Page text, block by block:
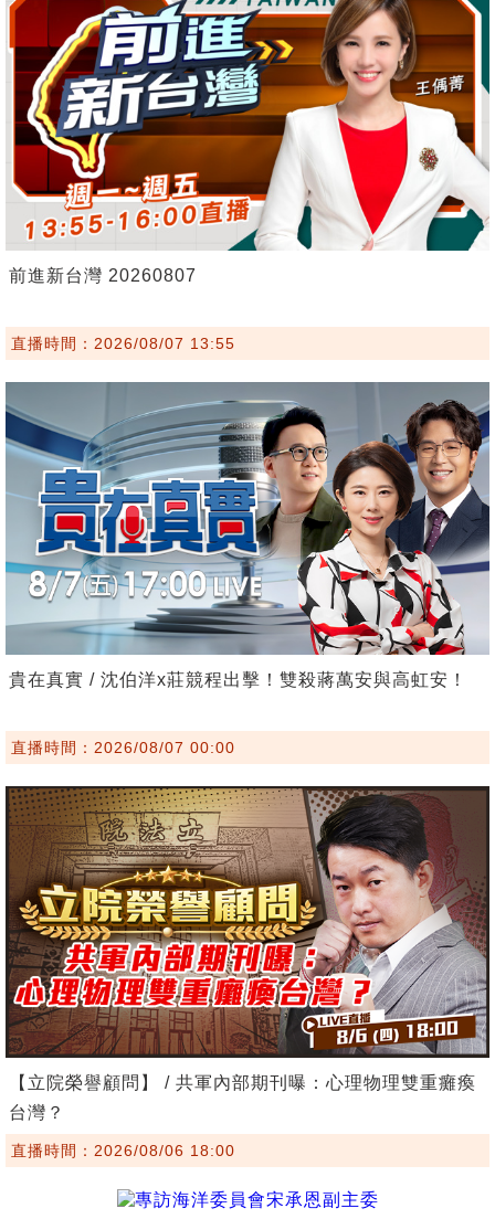
前進新台灣 20260807
直播時間：2026/08/07 13:55
貴在真實 / 沈伯洋x莊競程出擊！雙殺蔣萬安與高虹安！
直播時間：2026/08/07 00:00
【立院榮譽顧問】 / 共軍內部期刊曝：心理物理雙重癱瘓
台灣？
直播時間：2026/08/06 18:00